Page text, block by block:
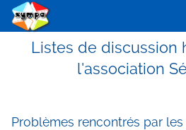
Listes de discussion
l'association
Problèmes rencontrés par